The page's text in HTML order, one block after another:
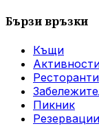
Бързи връзки
Къщи
Ресторанти
Пикник
Резервации